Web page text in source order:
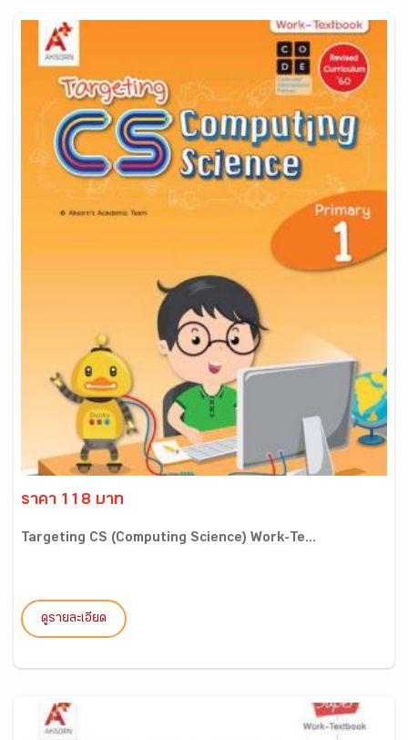
ราคา 118 บาท
Targeting CS (Computing Science) Work-Te...
ดูรายละเอียด